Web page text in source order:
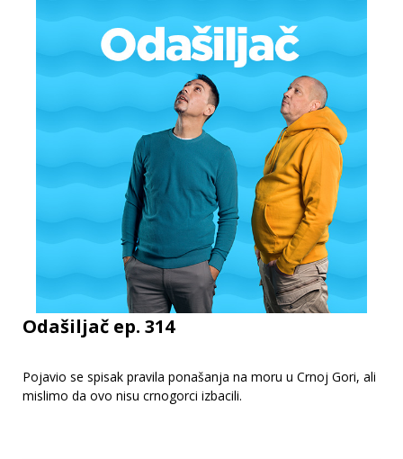
Odašiljač ep. 314
Pojavio se spisak pravila ponašanja na moru u Crnoj Gori, ali
mislimo da ovo nisu crnogorci izbacili.